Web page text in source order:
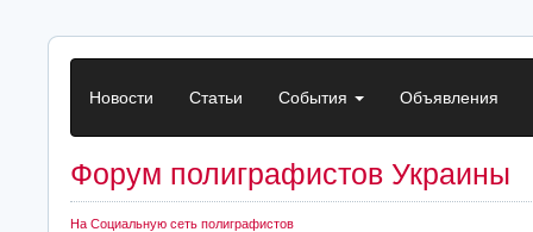
Новости Статьи События Объявления
Форум полиграфистов Украины
На Социальную сеть полиграфистов